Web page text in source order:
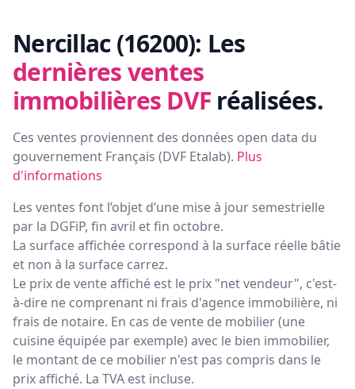
Nercillac (16200): Les
dernières ventes
immobilières DVF réalisées.
Ces ventes proviennent des données open data du
gouvernement Français (DVF Etalab). Plus
d'informations
Les ventes font l’objet d’une mise à jour semestrielle
par la DGFiP, fin avril et fin octobre.
La surface affichée correspond à la surface réelle bâtie
et non à la surface carrez.
Le prix de vente affiché est le prix "net vendeur", c'est-
à-dire ne comprenant ni frais d'agence immobilière, ni
frais de notaire. En cas de vente de mobilier (une
cuisine équipée par exemple) avec le bien immobilier,
le montant de ce mobilier n'est pas compris dans le
prix affiché. La TVA est incluse.